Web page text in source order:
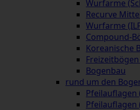
Wurfarme
Recurve
Wurfarme
Compound-
Koreanische
Bogenbau
rund um den
Pfeilauflagen
Pfeilauflagen